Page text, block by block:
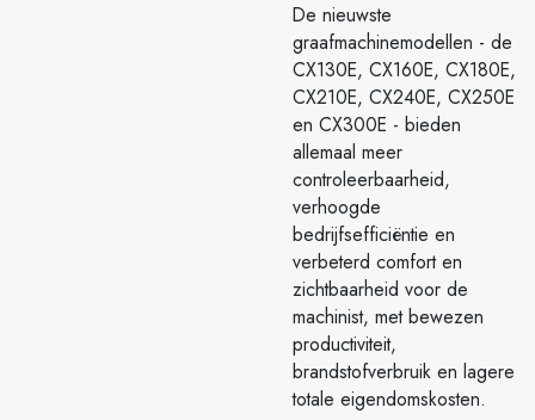
De nieuwste
graafmachinemodellen - de
CX130E, CX160E, CX180E,
CX210E, CX240E, CX250E
en CX300E - bieden
allemaal meer
controleerbaarheid,
verhoogde
bedrijfsefficiëntie en
verbeterd comfort en
zichtbaarheid voor de
machinist, met bewezen
productiviteit,
brandstofverbruik en lagere
totale eigendomskosten.